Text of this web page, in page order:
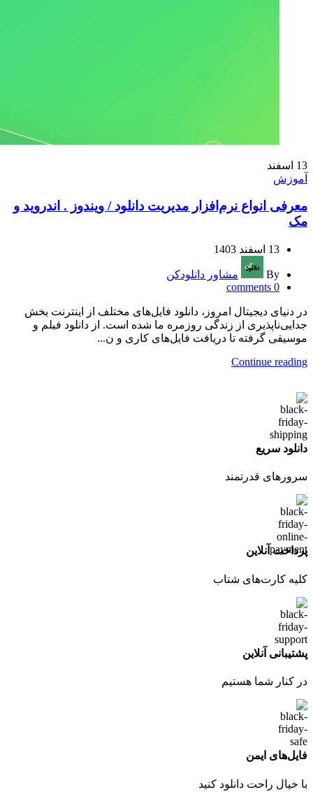
13 اسفند
آموزش
معرفی انواع نرم‌افزار مدیریت دانلود / ویندوز . اندروید و
مک
13 اسفند 1403
By
مشاور دانلودکن
0
comments
در دنیای دیجیتال امروز، دانلود فایل‌های مختلف از اینترنت بخش
جدایی‌ناپذیری از زندگی روزمره ما شده است. از دانلود فیلم و
موسیقی گرفته تا دریافت فایل‌های کاری و ن...
Continue reading
دانلود سریع
سرورهای قدرتمند
پرداخت آنلاین
کلیه کارت‌های شتاب
پشتیبانی آنلاین
در کنار شما هستیم
فایل‌های ایمن
با خیال راحت دانلود کنید